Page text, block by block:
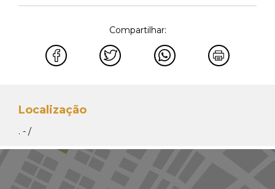
Compartilhar:
Localização
. - /